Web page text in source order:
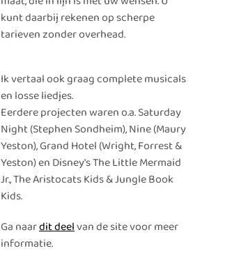
kunt daarbij rekenen op scherpe
tarieven zonder overhead.
Ik vertaal ook graag complete musicals
en losse liedjes.
Eerdere projecten waren o.a. Saturday
Night (Stephen Sondheim), Nine (Maury
Yeston), Grand Hotel (Wright, Forrest &
Yeston) en Disney's The Little Mermaid
Jr., The Aristocats Kids & Jungle Book
Kids.
Ga naardit deelvan de site voor meer
informatie.